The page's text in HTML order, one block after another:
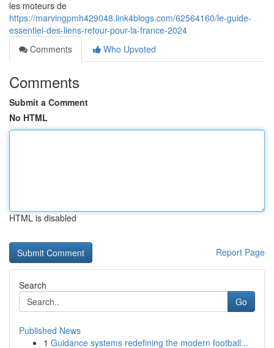
les moteurs de
https://marvingpmh429048.link4blogs.com/62564160/le-guide-
essentiel-des-liens-retour-pour-la-france-2024
Comments
Who Upvoted
Comments
Submit a Comment
No HTML
HTML is disabled
Report Page
Search
Go
Published News
1 Guidance systems redefining the modern football...